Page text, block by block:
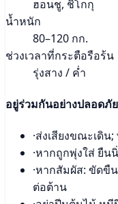
ฮอนชู, ชิโกกุ
น้ำหนัก
80–120 กก.
ช่วงเวลาที่กระตือรือร้น
รุ่งสาง / ค่ำ
อยู่ร่วมกันอย่างปลอดภัย
·ส่งเสียงขณะเดิน
·หากถูกพุ่งใส่ ยืน
·หากสัมผัส: ขัดขื
ต่อต้าน